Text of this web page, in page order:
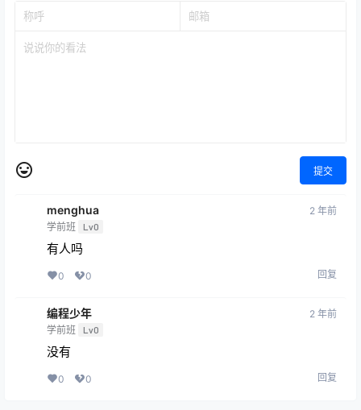
提交
menghua
学前班 Lv0
2 年前
有人吗
0 0 回复
编程少年
学前班 Lv0
2 年前
没有
0 0 回复